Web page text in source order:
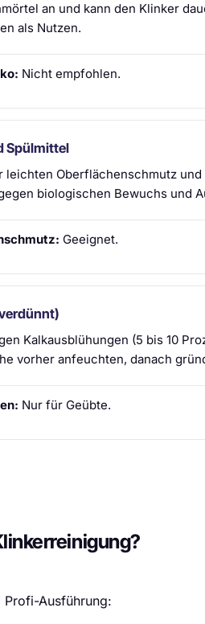
an und kann den Klinker
als Nutzen.
Nicht empfohlen.
Spülmittel
leichten Oberflächenschmutz und
biologischen Bewuchs und
Geeignet.
Kalkausblühungen (5 bis 10
vorher anfeuchten, danach
Nur für Geübte.
Ausführung: